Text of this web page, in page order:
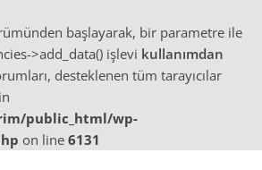
başlayarak, bir parametre ile
>add_data() işlevi kullanımdan
desteklenen tüm tarayıcılar
public_html/wp-
on line 6131